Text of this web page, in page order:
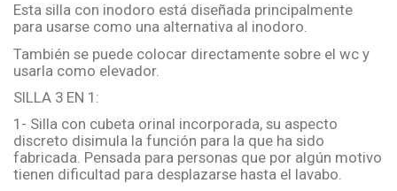
Esta silla con inodoro está diseñada principalmente
para usarse como una alternativa al inodoro.
También se puede colocar directamente sobre el wc y
usarla como elevador.
SILLA 3 EN 1:
1- Silla con cubeta orinal incorporada, su aspecto
discreto disimula la función para la que ha sido
fabricada. Pensada para personas que por algún motivo
tienen dificultad para desplazarse hasta el lavabo.